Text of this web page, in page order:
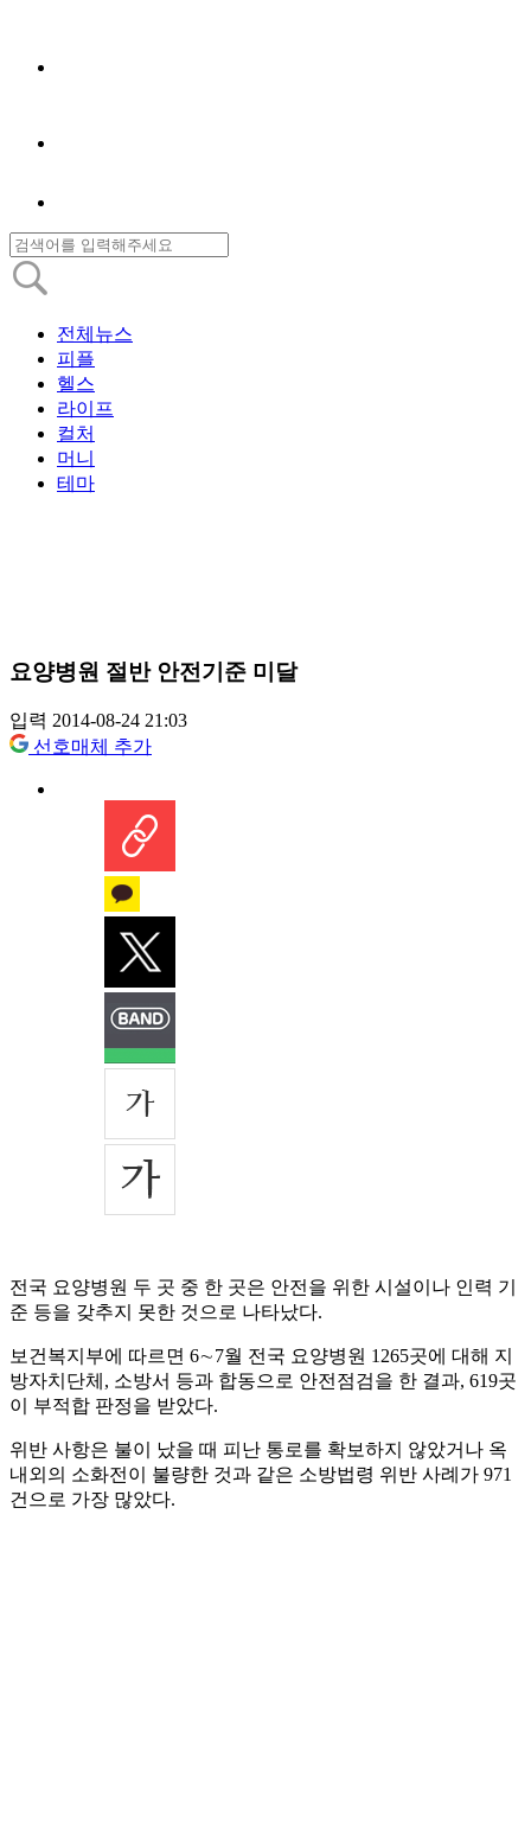
전체뉴스
피플
헬스
라이프
컬처
머니
테마
요양병원 절반 안전기준 미달
입력 2014-08-24 21:03
선호매체 추가
전국 요양병원 두 곳 중 한 곳은 안전을 위한 시설이나 인력 기
준 등을 갖추지 못한 것으로 나타났다.
보건복지부에 따르면 6∼7월 전국 요양병원 1265곳에 대해 지
방자치단체, 소방서 등과 합동으로 안전점검을 한 결과, 619곳
이 부적합 판정을 받았다.
위반 사항은 불이 났을 때 피난 통로를 확보하지 않았거나 옥
내외의 소화전이 불량한 것과 같은 소방법령 위반 사례가 971
건으로 가장 많았다.